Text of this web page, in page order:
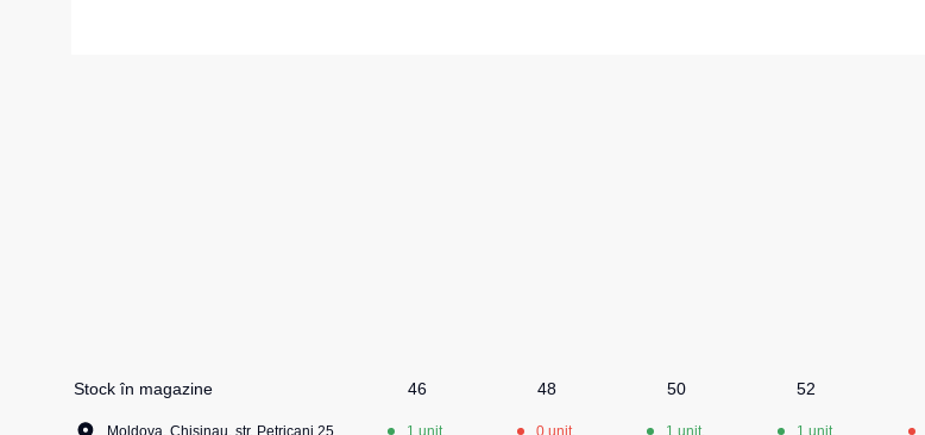
Stock în magazine 46 48 50 52
Moldova, Chisinau, str. Petricani 25 1 unit. 0 unit. 1 unit. 1 unit.